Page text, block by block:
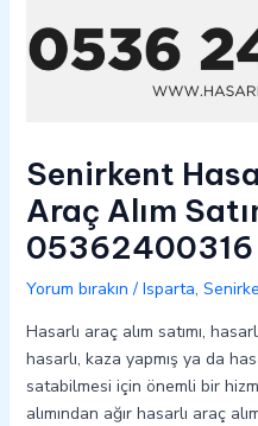
Senirkent
Araç Alım
05362400316
Yorum bırakın / Isparta,
Hasarlı araç alım satımı,
hasarlı, kaza yapmış ya da
satabilmesi için önemli bir
alımından ağır hasarlı araç